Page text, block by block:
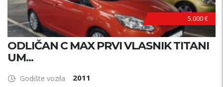
5.000 €
ODLIČAN C MAX PRVI VLASNIK TITANI
UM...
Godište vozila 2011